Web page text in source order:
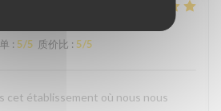
: 5/5 质价比 : 5/5
cet établissement où nous nous